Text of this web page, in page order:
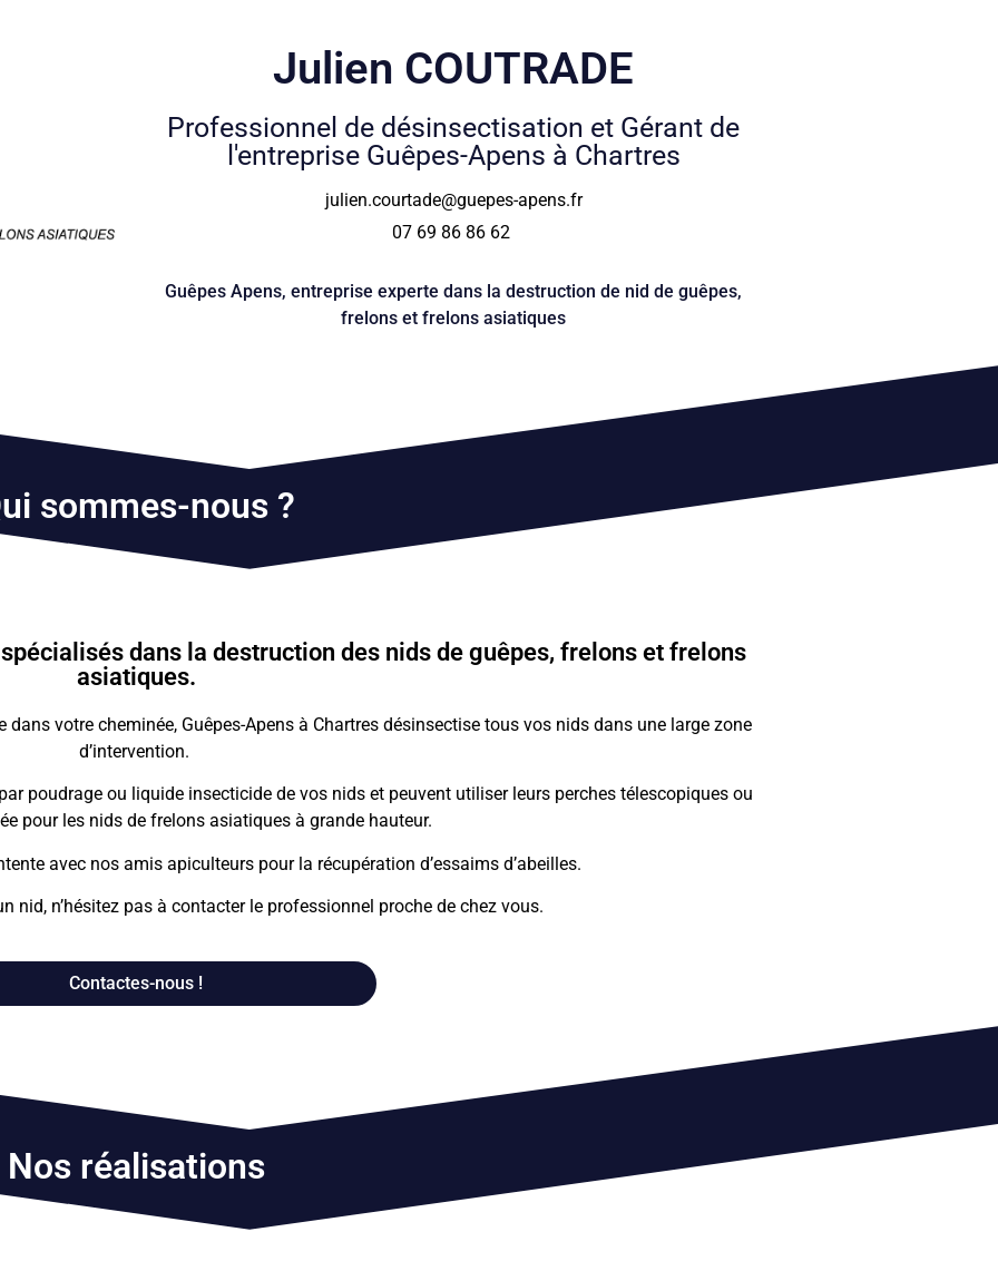
Julien COUTRADE
Professionnel de désinsectisation et Gérant de
l'entreprise Guêpes-Apens à Chartres
julien.courtade@guepes-apens.fr
07 69 86 86 62
Guêpes Apens, entreprise experte dans la destruction de nid de guêpes,
frelons et frelons asiatiques
sommes-nous ?
dans la destruction des nids de guêpes, frelons et frelons
asiatiques.
dans votre cheminée, Guêpes-Apens à Chartres désinsectise tous vos nids dans une large zone
d’intervention.
poudrage ou liquide insecticide de vos nids et peuvent utiliser leurs perches télescopiques ou
pour les nids de frelons asiatiques à grande hauteur.
avec nos amis apiculteurs pour la récupération d’essaims d’abeilles.
nid, n’hésitez pas à contacter le professionnel proche de chez vous.
Contactes-nous !
Nos réalisations